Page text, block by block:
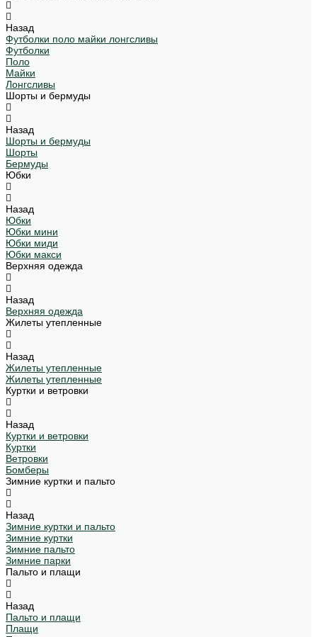
Назад
Футболки поло майки лонгсливы
Футболки
Поло
Майки
Лонгсливы
Шорты и бермуды
Назад
Шорты и бермуды
Шорты
Бермуды
Юбки
Назад
Юбки
Юбки мини
Юбки миди
Юбки макси
Верхняя одежда
Назад
Верхняя одежда
Жилеты утепленные
Назад
Жилеты утепленные
Жилеты утепленные
Куртки и ветровки
Назад
Куртки и ветровки
Куртки
Ветровки
Бомберы
Зимние куртки и пальто
Назад
Зимние куртки и пальто
Зимние куртки
Зимние пальто
Зимние парки
Пальто и плащи
Назад
Пальто и плащи
Плащи